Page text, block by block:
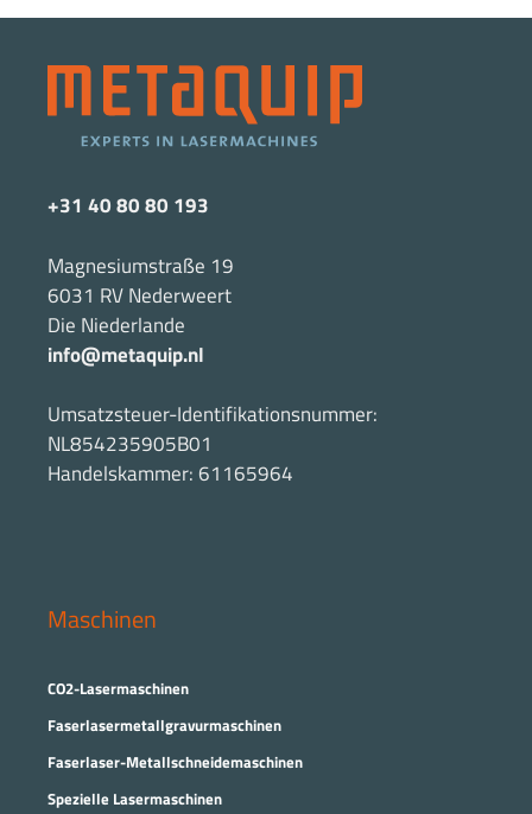
+31 40 80 80 193
Magnesiumstraße 19
6031 RV Nederweert
Die Niederlande
info@metaquip.nl
Umsatzsteuer-Identifikationsnummer:
NL854235905B01
Handelskammer: 61165964
Maschinen
CO2-Lasermaschinen
Faserlasermetallgravurmaschinen
Faserlaser-Metallschneidemaschinen
Spezielle Lasermaschinen